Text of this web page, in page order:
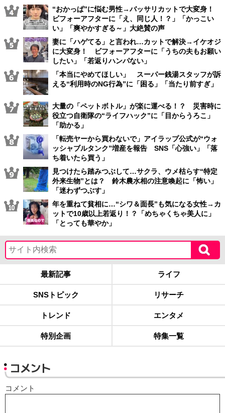
“おかっぱ”に悩む男性→バッサリカットで大変身！
ビフォーアフターに「え、同じ人！？」「かっこい
い」「爽やかすぎる～」大絶賛の声
妻に「ハゲてる」と言われ…カットで解決→イケオジ
に大変身！ ビフォーアフターに「うちの夫もお願い
したい」「若返りハンパない」
「本当にやめてほしい」 スーパー銭湯スタッフが訴
える“利用時のNG行為”に「困る」「当たり前すぎ」
大量の「ペットボトル」が楽に運べる！？ 災害時に
役立つ自衛隊の“ライフハック”に「目からうろこ」
「助かる」
「転売ヤーから買わないで」アイラップ公式が“ウォ
ッシャブルタンク”増産を報告 SNS「心強い」「落
ち着いたら買う」
見つけたら踏みつぶして…サクラ、ウメ枯らす“特定
外来生物”とは？ 鈴木農水相の注意喚起に「怖い」
「迷わずつぶす」
年を重ねて貧相に…“シワ＆面長”も気になる女性→カ
ットで10歳以上若返り！？「めちゃくちゃ美人に」
「とっても華やか」
最新記事 ライフ
SNSトピック リサーチ
トレンド エンタメ
特別企画 特集一覧
コメント
コメント